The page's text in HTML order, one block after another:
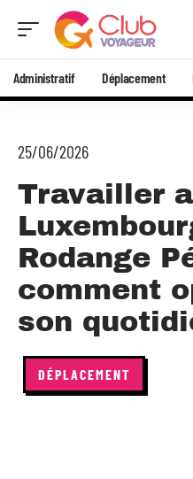
Administratif Déplacement
25/06/2026
Travailler
Rodange
comment
son
DÉPLACEMENT